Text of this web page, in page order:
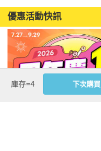
優惠活動快訊
庫存=4 下次購買